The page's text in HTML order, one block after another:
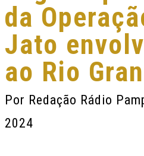
da
Jato
ao Rio
Por Redação Rádio
2024